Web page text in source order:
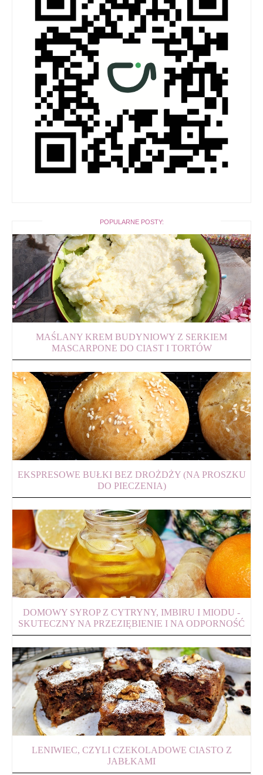
POPULARNE POSTY:
MAŚLANY KREM BUDYNIOWY Z SERKIEM
MASCARPONE DO CIAST I TORTÓW
EKSPRESOWE BUŁKI BEZ DROŻDŻY (NA PROSZKU
DO PIECZENIA)
DOMOWY SYROP Z CYTRYNY, IMBIRU I MIODU -
SKUTECZNY NA PRZEZIĘBIENIE I NA ODPORNOŚĆ
LENIWIEC, CZYLI CZEKOLADOWE CIASTO Z
JABŁKAMI